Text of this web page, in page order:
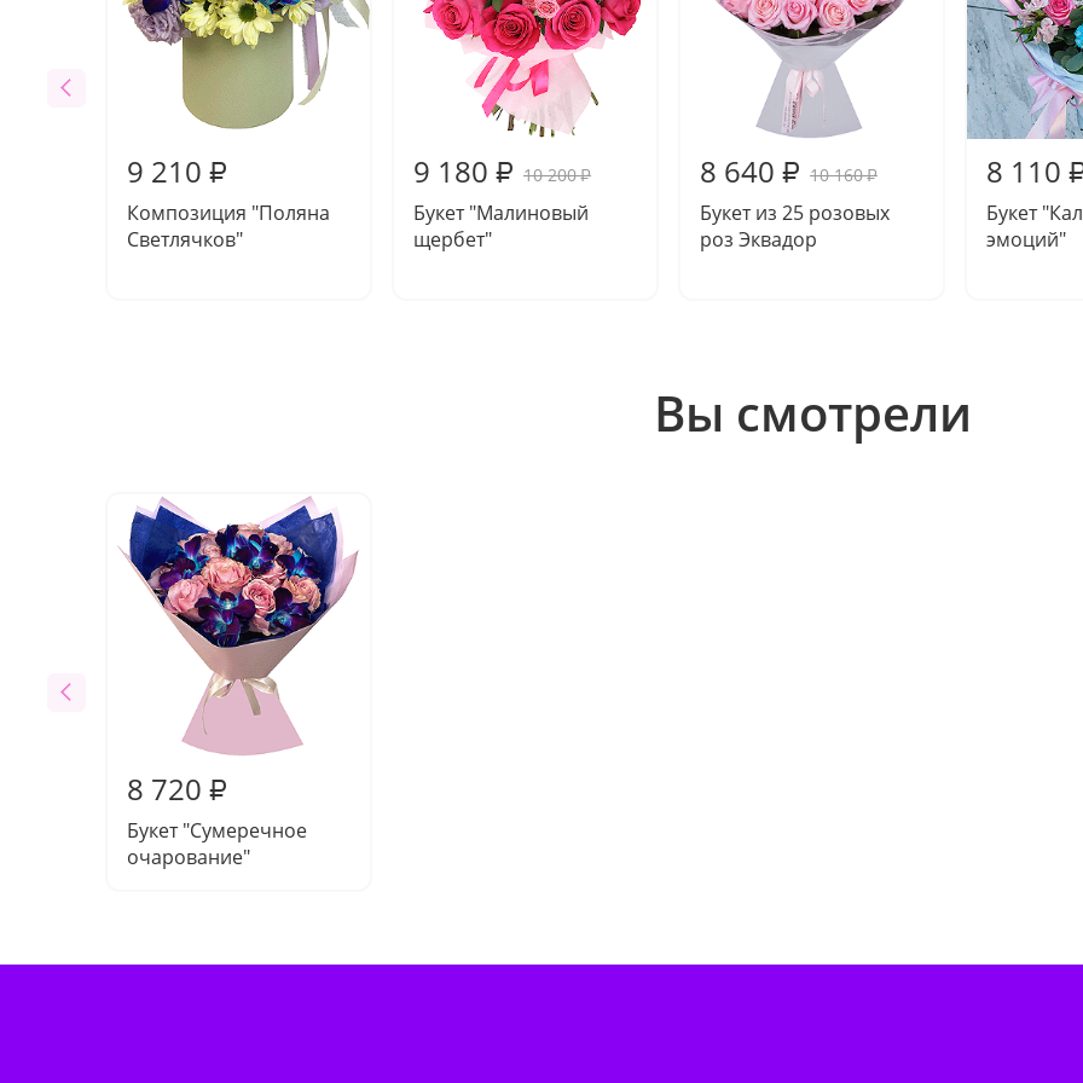
9 210 ₽
Композиция "Поляна
Светлячков"
9 180 ₽ 10 200₽
Букет "Малиновый
щербет"
8 640 ₽ 10 160₽
Букет из 25 розовых
роз Эквадор
8 110
Букет
эмоций"
Вы смотрели
8 720 ₽
Букет "Сумеречное
очарование"